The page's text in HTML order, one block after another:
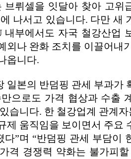
브뤼셀을 잇달아 찾아 고위
나서고 있습니다. 다만 새
내부에서도 자국 철강산업
외나 완화 조치를 이끌어내
옵니다.
일본의 반덤핑 관세 부과가
으로도 가격 협상과 수출
습니다. 한 철강업계 관계자
제 움직임을 보이면서 주요
다”며 “반덤핑 관세 부담이
격 경쟁력 약화는 불가피